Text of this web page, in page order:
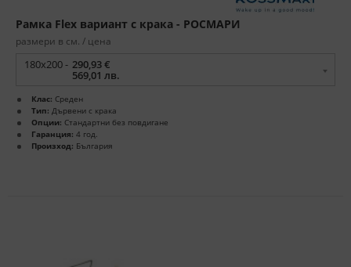
Рамка Flex вариант с крака - РОСМАРИ
размери в см. / цена
180x200 - 290,93 €
569,01 лв.
Клас: Среден
Тип: Дървени с крака
Опции: Стандартни без повдигане
Гаранция: 4 год.
Произход: България